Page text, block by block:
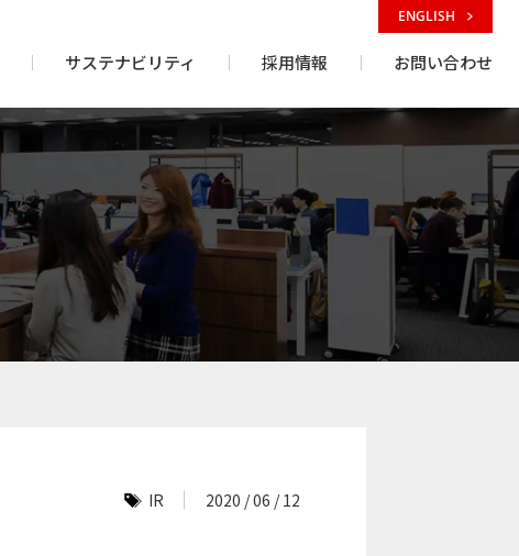
サステナビリティ 採用情報 お問い合わせ
ENGLISH
IR 2020 / 06 / 12